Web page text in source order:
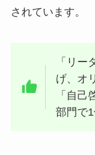
されています。
「リ
げ、オ
「自
部門で